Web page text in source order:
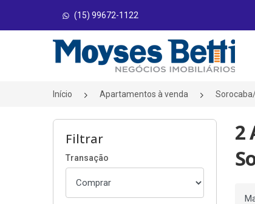
(15) 99672-1122
Página inicial
Início Apartamentos à venda
Filtrar
Transação
2